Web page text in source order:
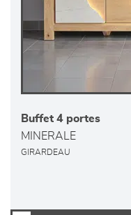
Buffet 4 portes
MINERALE
GIRARDEAU